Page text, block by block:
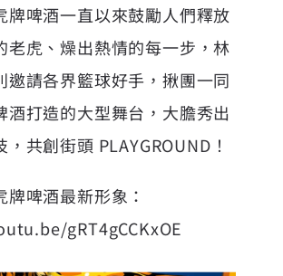
牌啤酒一直以來鼓勵人們釋放
老虎、燥出熱情的每一步，林
邀請各界籃球好手，揪團一同
酒打造的大型舞台，大膽秀出
，共創街頭 PLAYGROUND！
牌啤酒最新形象：
gRT4gCCKxOE